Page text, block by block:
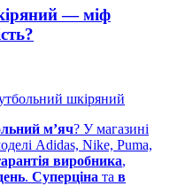
— міф
м’яч? У магазині
Adidas, Nike, Puma,
виробника,
. Суперціна та в